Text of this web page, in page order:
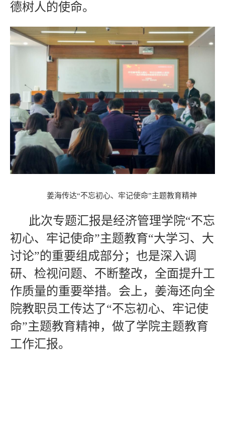
德树人的使命。
姜海传达“不忘初心、牢记使命”主题教育精神
此次专题汇报是经济管理学院“不忘
初心、牢记使命”主题教育“大学习、大
讨论”的重要组成部分；也是深入调
研、检视问题、不断整改，全面提升工
作质量的重要举措。会上，姜海还向全
院教职员工传达了“不忘初心、牢记使
命”主题教育精神，做了学院主题教育
工作汇报。